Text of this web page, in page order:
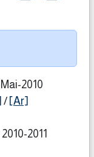
2010
/ [Ar]
2011